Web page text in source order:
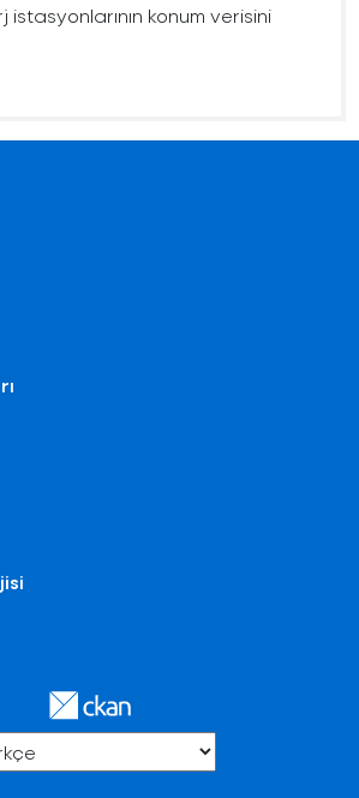
istasyonlarının konum verisini